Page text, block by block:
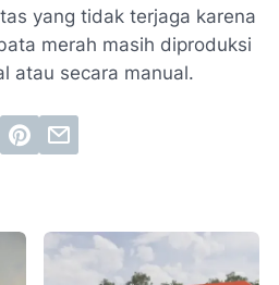
yang tidak terjaga karena
merah masih diproduksi
atau secara manual.